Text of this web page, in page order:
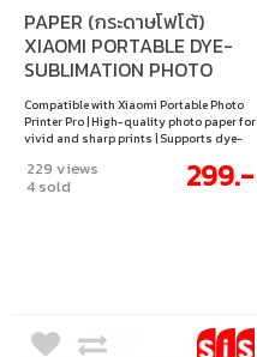
PAPER (กระดาษโฟโต้)
XIAOMI PORTABLE DYE-
SUBLIMATION PHOTO
PAPER 20SHEETS -
BHR082NGL
Compatible with Xiaomi Portable Photo
Printer Pro | High-quality photo paper for
vivid and sharp prints | Supports dye-
Automatic lamination helps resist
moisture and fading | Ideal for printing
229 views
4 sold 299.-